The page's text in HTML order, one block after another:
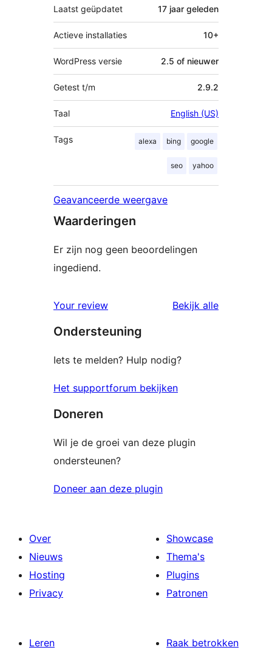
Laatst geüpdatet 17 jaar geleden
Actieve installaties 10+
WordPress versie 2.5 of nieuwer
Getest t/m 2.9.2
Taal English (US)
Tags alexa bing google
seo yahoo
Geavanceerde weergave
Waarderingen
Er zijn nog geen beoordelingen
ingediend.
Your review Bekijk alle
Ondersteuning
Iets te melden? Hulp nodig?
Het supportforum bekijken
Doneren
Wil je de groei van deze plugin
ondersteunen?
Doneer aan deze plugin
Over
Nieuws
Hosting
Privacy
Showcase
Thema's
Plugins
Patronen
Leren
Raak betrokken